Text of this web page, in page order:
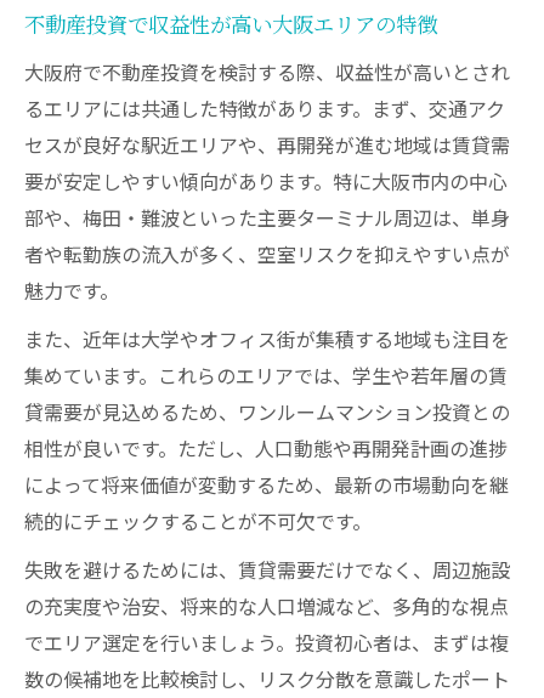
不動産投資で収益性が高い大阪エリアの特徴
大阪府で不動産投資を検討する際、収益性が高いとされ
るエリアには共通した特徴があります。まず、交通アク
セスが良好な駅近エリアや、再開発が進む地域は賃貸需
要が安定しやすい傾向があります。特に大阪市内の中心
部や、梅田・難波といった主要ターミナル周辺は、単身
者や転勤族の流入が多く、空室リスクを抑えやすい点が
魅力です。
また、近年は大学やオフィス街が集積する地域も注目を
集めています。これらのエリアでは、学生や若年層の賃
貸需要が見込めるため、ワンルームマンション投資との
相性が良いです。ただし、人口動態や再開発計画の進捗
によって将来価値が変動するため、最新の市場動向を継
続的にチェックすることが不可欠です。
失敗を避けるためには、賃貸需要だけでなく、周辺施設
の充実度や治安、将来的な人口増減など、多角的な視点
でエリア選定を行いましょう。投資初心者は、まずは複
数の候補地を比較検討し、リスク分散を意識したポート